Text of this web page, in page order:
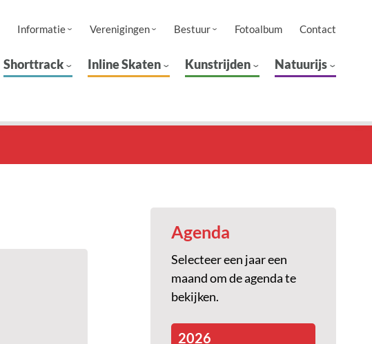
Informatie Verenigingen Bestuur Fotoalbum Contact
Shorttrack Inline Skaten Kunstrijden Natuurijs
Agenda
Selecteer een jaar een
maand om de agenda te
bekijken.
2026